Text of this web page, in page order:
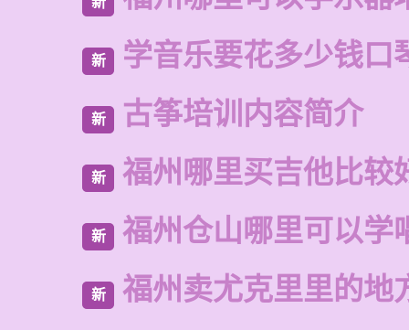
新 学音乐要花多少钱口
新 古筝培训内容简介
新 福州哪里买吉他比较
新 福州仓山哪里可以学
新 福州卖尤克里里的地